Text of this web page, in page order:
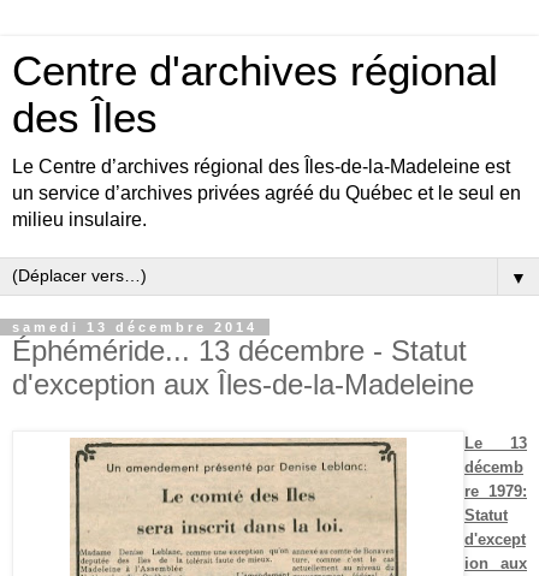
Centre d'archives régional
des Îles
Le Centre d’archives régional des Îles-de-la-Madeleine est
un service d’archives privées agréé du Québec et le seul en
milieu insulaire.
▼
samedi 13 décembre 2014
Éphéméride... 13 décembre - Statut
d'exception aux Îles-de-la-Madeleine
Le 13
décemb
re 1979:
Statut
d'except
ion aux